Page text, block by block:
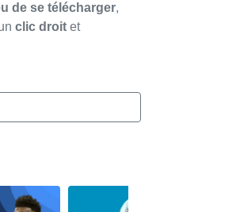
de se télécharger,
clic droit et